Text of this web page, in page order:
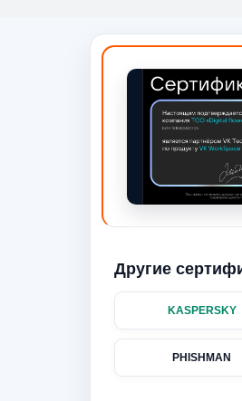
Другие
KASPERSKY
PHISHMAN